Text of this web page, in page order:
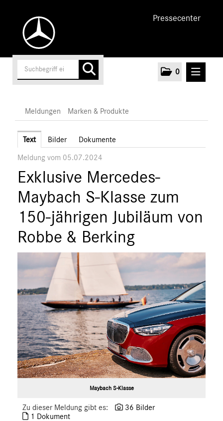
Pressecenter
0
Unternehmen
Cars
Vans
Marken & Produkte
MEDIA
ÜBER UNS
ANSPRECHPARTNER
Meldungen Marken & Produkte
Text Bilder Dokumente
Meldung vom 05.07.2024
Exklusive Mercedes-
Maybach S-Klasse zum
150-jährigen Jubiläum von
Robbe & Berking
Maybach S-Klasse
Zu dieser Meldung gibt es:
36 Bilder
1 Dokument